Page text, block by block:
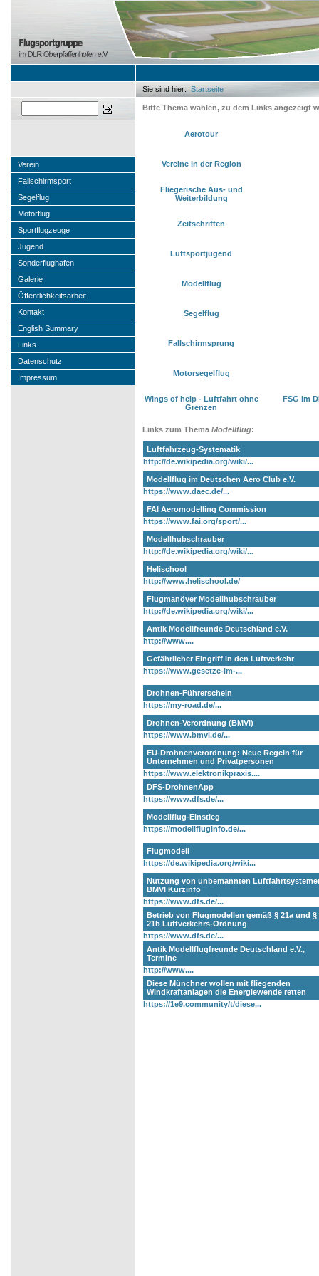
Verein
Fallschirmsport
Segelflug
Motorflug
Sportflugzeuge
Jugend
Sonderflughafen
Galerie
Öffentlichkeitsarbeit
Kontakt
English Summary
Links
Datenschutz
Impressum
Sie sind hier:
Sie sind hier
Startseite
Bitte Thema wählen, zu dem Links angezeigt
Aerotour
Vereine in der Region
Fliegerische Aus- und
Weiterbildung
Zeitschriften
Luftsportjugend
Modellflug
Segelflug
Fallschirmsprung
Motorsegelflug
Wings of help - Luftfahrt ohne
Grenzen
FSG im
Links zum Thema Modellflug:
Luftfahrzeug-Systematik
http://de.wikipedia.org/wiki/...
Modellflug im Deutschen Aero Club e.V.
https://www.daec.de/...
FAI Aeromodelling Commission
https://www.fai.org/sport/...
Modellhubschrauber
http://de.wikipedia.org/wiki/...
Helischool
http://www.helischool.de/
Flugmanöver Modellhubschrauber
http://de.wikipedia.org/wiki/...
Antik Modellfreunde Deutschland e.V.
http://www....
Gefährlicher Eingriff in den Luftverkehr
https://www.gesetze-im-...
Drohnen-Führerschein
https://my-road.de/...
Drohnen-Verordnung (BMVI)
https://www.bmvi.de/...
EU-Drohnenverordnung: Neue Regeln für
Unternehmen und Privatpersonen
https://www.elektronikpraxis....
DFS-DrohnenApp
https://www.dfs.de/...
Modellflug-Einstieg
https://modellfluginfo.de/...
Flugmodell
https://de.wikipedia.org/wiki...
Nutzung von unbemannten
BMVI Kurzinfo
https://www.dfs.de/...
Betrieb von Flugmodellen gemäß § 21a und §
21b Luftverkehrs-Ordnung
https://www.dfs.de/...
Antik Modellflugfreunde Deutschland e.V.,
Termine
http://www....
Diese Münchner wollen mit fliegenden
Windkraftanlagen die Energiewende retten
https://1e9.community/t/diese...